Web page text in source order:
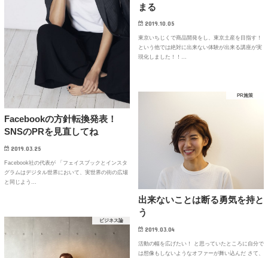
まる
2019.10.05
東京いちじくで商品開発をし、東京土産を目指す！
という他では絶対に出来ない体験が出来る講座が実
現化しました！！…
Facebookの方針転換発表！
SNSのPRを見直してね
2019.03.25
Facebook社の代表が 「フェイスブックとインスタ
グラムはデジタル世界において、実世界の街の広場
と同じよう…
PR施策
出来ないことは断る勇気を持と
う
2019.03.04
活動の幅を広げたい！ と思っていたところに自分で
は想像もしないようなオファーが舞い込んだ さて、
ビジネス論